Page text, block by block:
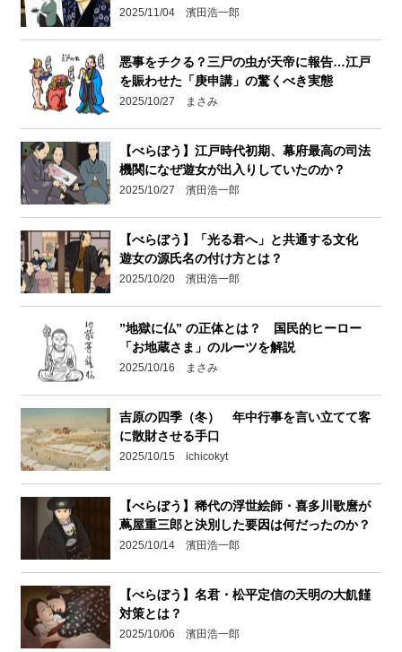
2025/11/04 濱田浩一郎
悪事をチクる？三尸の虫が天帝に報告…江戸
を賑わせた「庚申講」の驚くべき実態
2025/10/27 まさみ
【べらぼう】江戸時代初期、幕府最高の司法
機関になぜ遊女が出入りしていたのか？
2025/10/27 濱田浩一郎
【べらぼう】「光る君へ」と共通する文化
遊女の源氏名の付け方とは？
2025/10/20 濱田浩一郎
”地獄に仏” の正体とは？ 国民的ヒーロー
「お地蔵さま」のルーツを解説
2025/10/16 まさみ
吉原の四季（冬） 年中行事を言い立てて客
に散財させる手口
2025/10/15 ichicokyt
【べらぼう】稀代の浮世絵師・喜多川歌麿が
蔦屋重三郎と決別した要因は何だったのか？
2025/10/14 濱田浩一郎
【べらぼう】名君・松平定信の天明の大飢饉
対策とは？
2025/10/06 濱田浩一郎